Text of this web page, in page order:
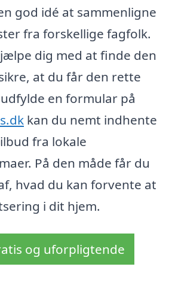
god idé at sammenligne
fra forskellige fagfolk.
dig med at finde den
at du får den rette
en formular på
kan du nemt indhente
fra lokale
På den måde får du
hvad du kan forvente at
i dit hjem.
og uforpligtende